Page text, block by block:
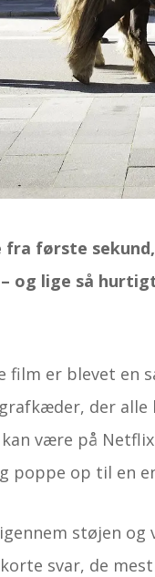
fra første
og lige så
film er blevet en
der
være på
poppe op til en
støjen og
svar, de